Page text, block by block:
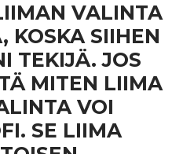
VALINTA
KOSKA SIIHEN
TEKIJÄ. JOS
MITEN LIIMA
VOI
SE LIIMA